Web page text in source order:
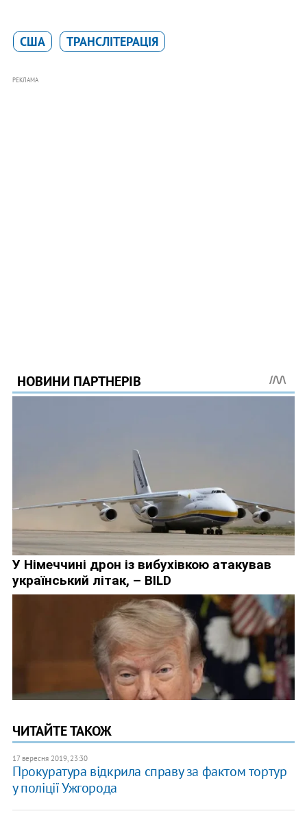
США ТРАНСЛІТЕРАЦІЯ
РЕКЛАМА
ЧИТАЙТЕ ТАКОЖ
17 вересня 2019, 23:30
Прокуратура відкрила справу за фактом тортур
у поліції Ужгорода